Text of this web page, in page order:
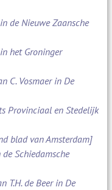
de Nieuwe Zaansche
het Groninger
C. Vosmaer in De
Provinciaal en Stedelijk
blad van Amsterdam]
Schiedamsche
T.H. de Beer in De